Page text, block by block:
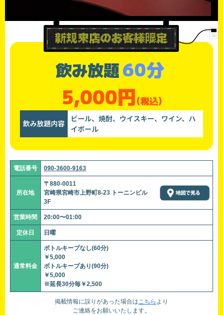
飲み放題60分
5,000円(税込)
飲み放題内容
ビール、焼酎、ウイスキー、ワイン、ハ
イボール
電話番号 090-3600-9163
所在地
〒880-0011
宮崎県宮崎市上野町8-23 トーニンビル
3F
営業時間 20:00〜01:00
定休日 日曜
通常料金
ボトルキープなし(60分)
￥5,000
ボトルキープあり(90分)
￥5,000
※延長30分毎￥2,500
掲載情報に誤りがあった場合はこちら より
ご連絡をお願いいたします。